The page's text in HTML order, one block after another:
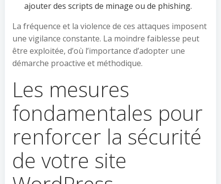
ajouter des scripts de minage ou de phishing.
La fréquence et la violence de ces attaques imposent
une vigilance constante. La moindre faiblesse peut
être exploitée, d’où l’importance d’adopter une
démarche proactive et méthodique.
Les mesures
fondamentales pour
renforcer la sécurité
de votre site